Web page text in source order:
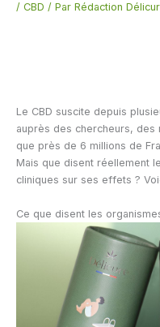
/ CBD / Par Rédaction
Le CBD suscite depuis
auprès des chercheurs, des
que près de 6 millions de
Mais que disent réellement
cliniques sur ses effets ?
Ce que disent les